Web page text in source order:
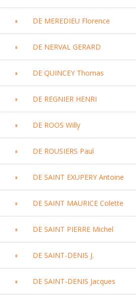
DE MEREDIEU Florence
DE NERVAL GERARD
DE QUINCEY Thomas
DE REGNIER HENRI
DE ROOS Willy
DE ROUSIERS Paul
DE SAINT EXUPERY Antoine
DE SAINT MAURICE Colette
DE SAINT PIERRE Michel
DE SAINT-DENIS J.
DE SAINT-DENIS Jacques